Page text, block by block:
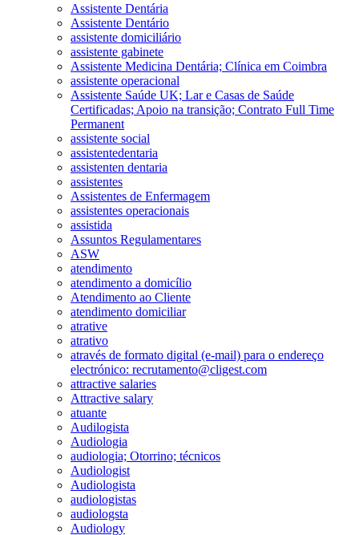
Assistente Dentária
Assistente Dentário
assistente domiciliário
assistente gabinete
Assistente Medicina Dentária; Clínica em Coimbra
assistente operacional
Assistente Saúde UK; Lar e Casas de Saúde
Certificadas; Apoio na transição; Contrato Full Time
Permanent
assistente social
assistentedentaria
assistenten dentaria
assistentes
Assistentes de Enfermagem
assistentes operacionais
assistida
Assuntos Regulamentares
ASW
atendimento
atendimento a domicílio
Atendimento ao Cliente
atendimento domiciliar
atrative
atrativo
através de formato digital (e-mail) para o endereço
electrónico: recrutamento@cligest.com
attractive salaries
Attractive salary
atuante
Audilogista
Audiologia
audiologia; Otorrino; técnicos
Audiologist
Audiologista
audiologistas
audiologsta
Audiology